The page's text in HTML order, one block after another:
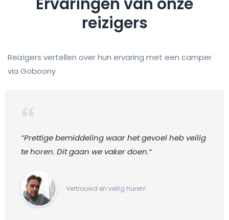
reizigers
Reizigers vertellen over hun ervaring met een camper
via Goboony
“Prettige bemiddeling waar het gevoel heb veilig
te horen. Dit gaan we vaker doen.“
Vertrouwd en veilig huren!